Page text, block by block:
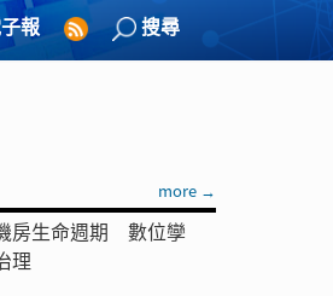
報 搜尋
more →
房生命週期 數位孿
理